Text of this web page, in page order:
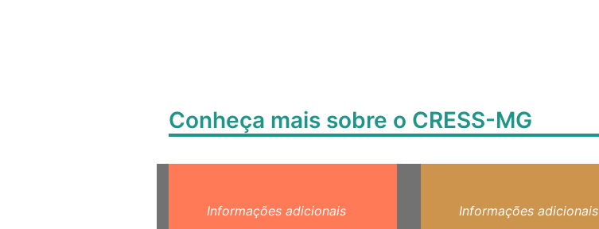
Conheça mais sobre o CRESS-MG
Informações adicionais Informações adicionais